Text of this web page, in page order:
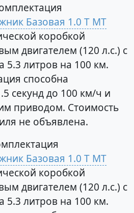
Базовая 1.0 T MT
коробкой
двигателем (120 л.с.) с
5.3 литров на 100 км.
способна
секунд до 100 км/ч и
приводом. Стоимость
не объявлена.
Базовая 1.0 T MT
коробкой
двигателем (120 л.с.) с
5.3 литров на 100 км.